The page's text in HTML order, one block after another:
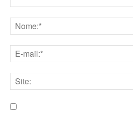
mail:*